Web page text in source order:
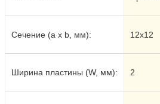
Сечение (a x b, мм): 12х12
Ширина пластины (W, мм): 2